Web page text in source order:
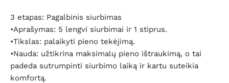
3 etapas: Pagalbinis siurbimas
•Aprašymas: 5 lengvi siurbimai ir 1 stiprus.
•Tikslas: palaikyti pieno tekėjimą.
•Nauda: užtikrina maksimalų pieno ištraukimą, o tai
padeda sutrumpinti siurbimo laiką ir kartu suteikia
komfortą.